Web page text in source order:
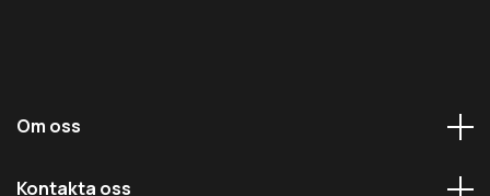
Om oss
Kontakta oss